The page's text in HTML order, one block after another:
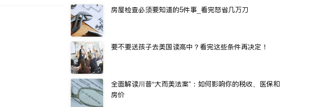
房屋检查必须要知道的5件事_看完怒省几万刀
要不要送孩子去美国读高中？看完这些条件再决定！
全面解读川普“大而美法案”：如何影响你的税收、医保和
房价